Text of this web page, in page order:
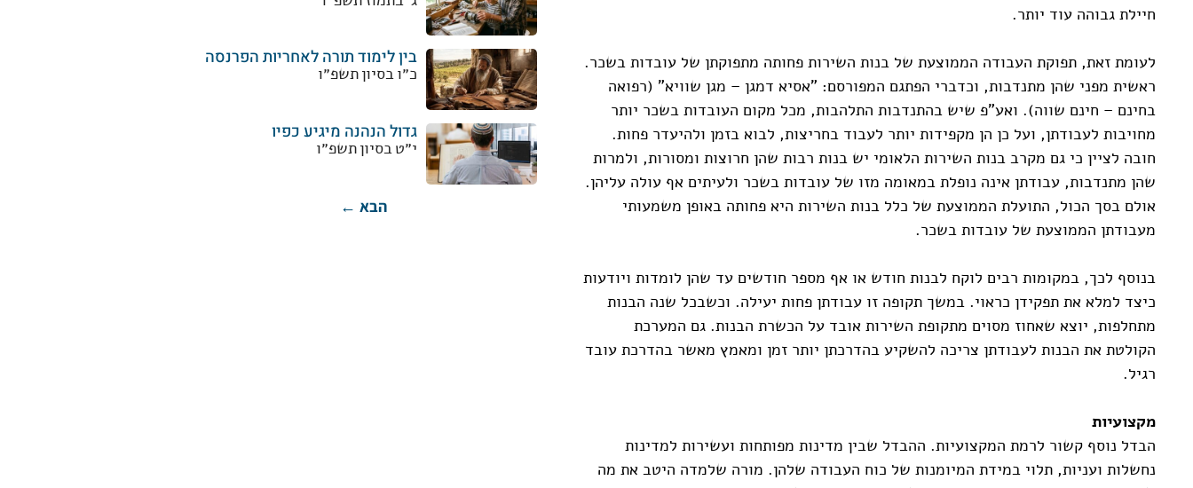
חיילת גבוהה עוד יותר.
לעומת זאת, תפוקת העבודה הממוצעת של בנות השירות פחותה מתפוקתן של עובדות בשכר.
ראשית מפני שהן מתנדבות, וכדברי הפתגם המפורסם: "אסיא דמגן – מגן שוויא" (רפואה
בחינם – חינם שווה). ואע"פ שיש בהתנדבות התלהבות, מכל מקום העובדות בשכר יותר
מחויבות לעבודתן, ועל כן הן מקפידות יותר לעבוד בחריצות, לבוא בזמן ולהיעדר פחות.
חובה לציין כי גם מקרב בנות השירות הלאומי יש בנות רבות שהן חרוצות ומסורות, ולמרות
שהן מתנדבות, עבודתן אינה נופלת במאומה מזו של עובדות בשכר ולעיתים אף עולה עליהן.
אולם בסך הכול, התועלת הממוצעת של כלל בנות השירות היא פחותה באופן משמעותי
מעבודתן הממוצעת של עובדות בשכר.
בנוסף לכך, במקומות רבים לוקח לבנות חודש או אף מספר חודשים עד שהן לומדות ויודעות
כיצד למלא את תפקידן כראוי. במשך תקופה זו עבודתן פחות יעילה. וכשבכל שנה הבנות
מתחלפות, יוצא שאחוז מסוים מתקופת השירות אובד על הכשרת הבנות. גם המערכת
הקולטת את הבנות לעבודתן צריכה להשקיע בהדרכתן יותר זמן ומאמץ מאשר בהדרכת עובד
רגיל.
מקצועיות
הבדל נוסף קשור לרמת המקצועיות. ההבדל שבין מדינות מפותחות ועשירות למדינות
נחשלות ועניות, תלוי במידת המיומנות של כוח העבודה שלהן. מורה שלמדה היטב את מה
בין לימוד תורה לאחריות הפרנסה
כ״ו בסיון תשפ״ו
גדול הנהנה מיגיע כפיו
י״ט בסיון תשפ״ו
הבא ←